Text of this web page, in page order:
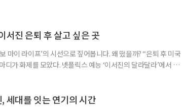
서진 은퇴 후 살고 싶은 곳
마이 라이프’의 시선으로 짚어봅니다. 왜 떴을까? “은퇴 후 미국
디가 화제를 모았다. 넷플릭스 예능 ‘이서진의 달라달라’에서 그
획이나 대본 없이 여행의 흐름에
세대를 잇는 연기의 시간